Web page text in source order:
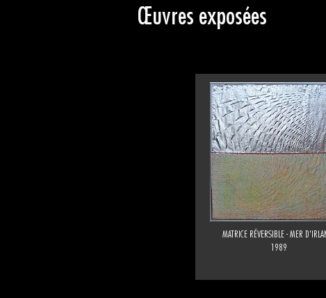
Œuvres exposées
MATRICE RÉVERSIBLE - MER
1989